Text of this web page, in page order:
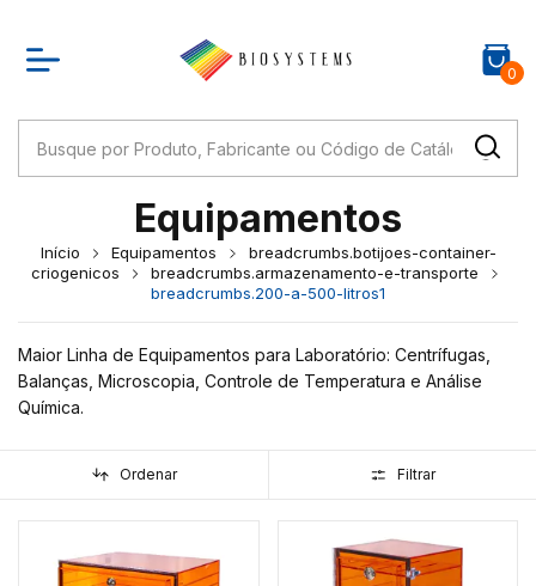
0
Equipamentos
Início Equipamentos
breadcrumbs.botijoes-container-
criogenicos
breadcrumbs.armazenamento-e-transporte
breadcrumbs.200-a-500-litros1
Maior Linha de Equipamentos para Laboratório: Centrífugas,
Balanças, Microscopia, Controle de Temperatura e Análise
Química.
Ordenar Filtrar